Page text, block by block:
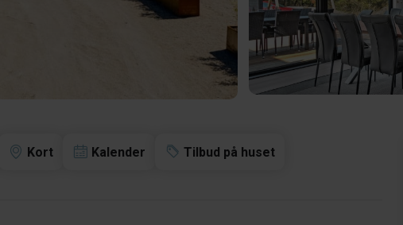
Kort Kalender Tilbud på huset